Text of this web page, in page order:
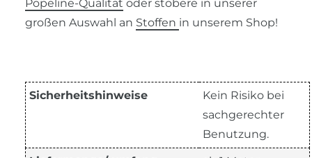
Popeline-Qualität oder stöbere in unserer
großen Auswahl an Stoffen in unserem Shop!
Sicherheitshinweise
Kein Risiko bei
sachgerechter
Benutzung.